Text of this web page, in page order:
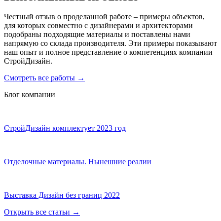
Честный отзыв о проделанной работе – примеры объектов,
для которых совместно с дизайнерами и архитекторами
подобраны подходящие материалы и поставлены нами
напрямую со склада производителя. Эти примеры показывают
наш опыт и полное представление о компетенциях компании
СтройДизайн.
Смотреть все работы →
Блог компании
СтройДизайн комплектует 2023 год
Отделочные материалы. Нынешние реалии
Выставка Дизайн без границ 2022
Открыть все статьи →